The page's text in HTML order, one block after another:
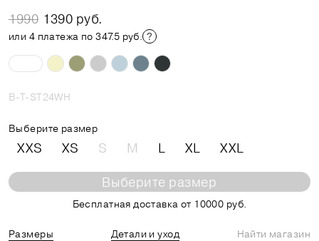
1990 1390 руб.
или 4 платежа по 347.5 руб.
B-T-ST24WH
Выберите размер
XXS XS S M L XL XXL
Выберите размер
Бесплатная доставка от 10000 руб.
Размеры Детали и уход
Найти магазин